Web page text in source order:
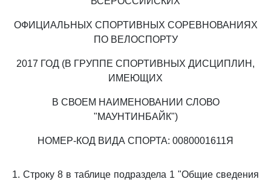
ОФИЦИАЛЬНЫХ СПОРТИВНЫХ СОРЕВНОВАНИЯХ
ПО ВЕЛОСПОРТУ
2017 ГОД (В ГРУППЕ СПОРТИВНЫХ ДИСЦИПЛИН,
ИМЕЮЩИХ
В СВОЕМ НАИМЕНОВАНИИ СЛОВО
"МАУНТИНБАЙК")
НОМЕР-КОД ВИДА СПОРТА: 0080001611Я
1. Строку 8 в таблице подраздела 1 "Общие сведения